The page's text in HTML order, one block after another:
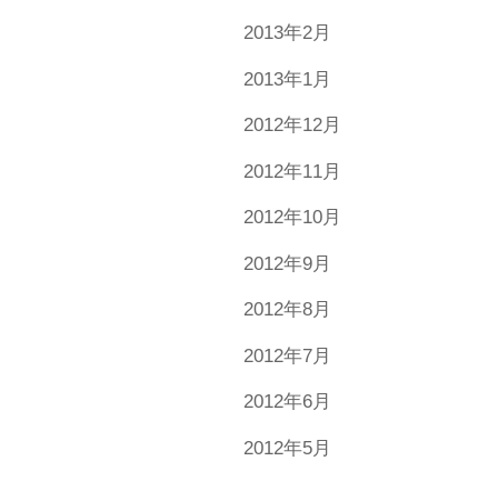
2013年2月
2013年1月
2012年12月
2012年11月
2012年10月
2012年9月
2012年8月
2012年7月
2012年6月
2012年5月